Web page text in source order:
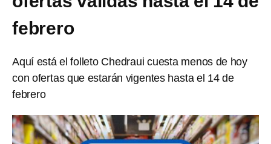
febrero
Aquí está el folleto Chedraui cuesta menos de hoy
con ofertas que estarán vigentes hasta el 14 de
febrero